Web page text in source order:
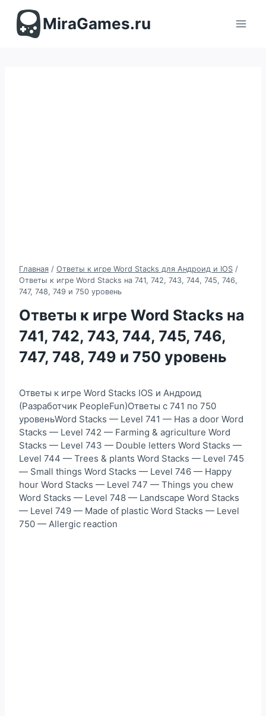
содержимомуMiraGames.ru
Главная / Ответы к игре Word Stacks для Андроид и IOS /
Ответы к игре Word Stacks на 741, 742, 743, 744, 745, 746,
747, 748, 749 и 750 уровень
Ответы к игре Word Stacks на
741, 742, 743, 744, 745, 746,
747, 748, 749 и 750 уровень
Ответы к игре Word Stacks IOS и Андроид
(Разработчик PeopleFun)Ответы с 741 по 750
уровеньWord Stacks — Level 741 — Has a door Word
Stacks — Level 742 — Farming & agriculture Word
Stacks — Level 743 — Double letters Word Stacks —
Level 744 — Trees & plants Word Stacks — Level 745
— Small things Word Stacks — Level 746 — Happy
hour Word Stacks — Level 747 — Things you chew
Word Stacks — Level 748 — Landscape Word Stacks
— Level 749 — Made of plastic Word Stacks — Level
750 — Allergic reaction